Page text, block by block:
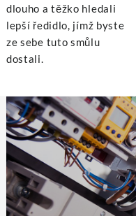
dlouho a těžko hledali
lepší ředidlo, jímž byste
ze sebe tuto smůlu
dostali.
Rubrika: